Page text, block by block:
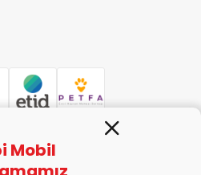
PAZ. SAN. TİC. LTD. ŞTİ. Alaşarköy Mah.
Mobil